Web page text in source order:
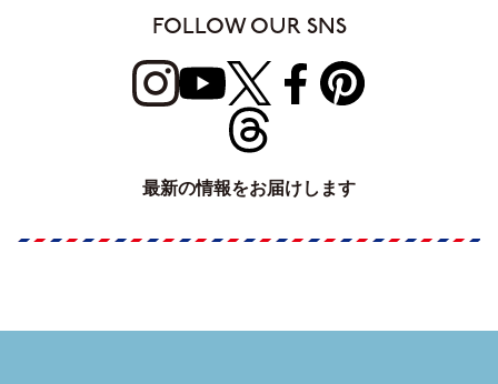
FOLLOW OUR SNS
最新の情報をお届けします